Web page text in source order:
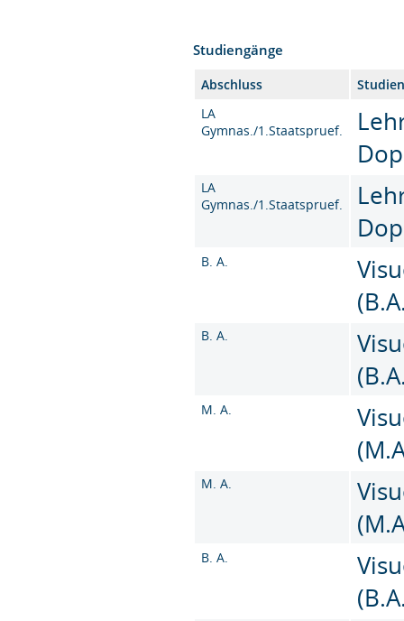
Studiengänge
Abschluss
LA
Gymnas./1.Staatspruef.
LA
Gymnas./1.Staatspruef.
B. A.
B. A.
M. A.
M. A.
B. A.